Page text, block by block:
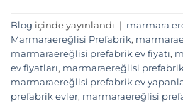
Blog içinde yayınlandı | marmara
Marmaraereğlisi Prefabrik,
marmaraereğlisi prefabrik ev fiyatı,
ev fiyatları, marmaraereğlisi
marmaraereğlisi prefabrik ev
prefabrik evler, marmaraereğlisi